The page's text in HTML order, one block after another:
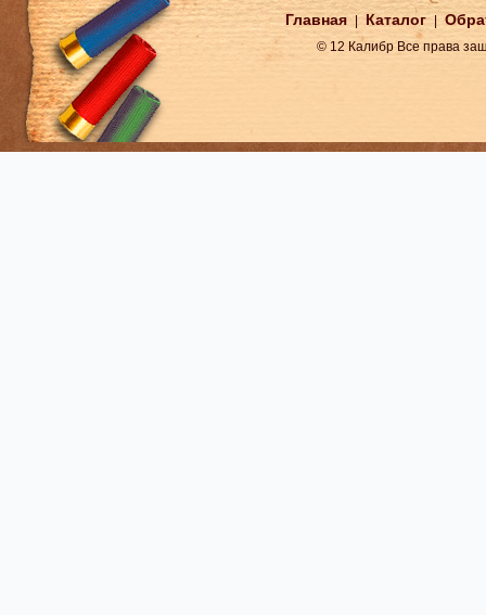
Главная Каталог
© 12 Калибр Все права